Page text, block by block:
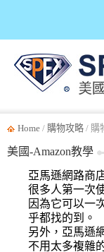
Home / 購物攻略 / 購
美國-Amazon教學
亞馬遜網路商
很多人第一次
因為它可以一
乎都找的到。
另外，亞馬遜
不用太多複雜